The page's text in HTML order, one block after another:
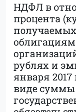
НДФЛ в
процента
рублях и
января 2017
виде суммы